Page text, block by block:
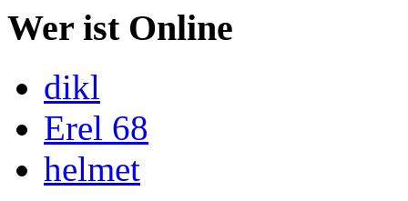
Wer ist Online
dikl
Erel 68
helmet